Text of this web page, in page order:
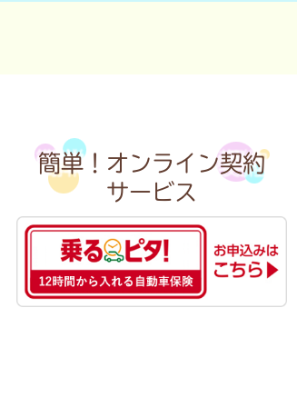
簡単！オンライン契約
サービス